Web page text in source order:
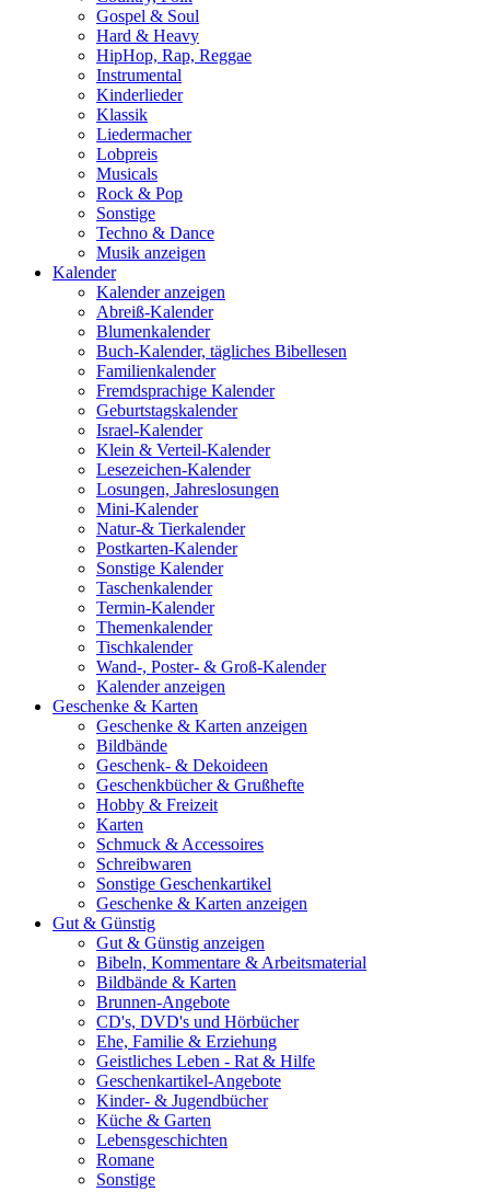
Gospel & Soul
Hard & Heavy
HipHop, Rap, Reggae
Instrumental
Kinderlieder
Klassik
Liedermacher
Lobpreis
Musicals
Rock & Pop
Sonstige
Techno & Dance
Musik anzeigen
Kalender
Kalender anzeigen
Abreiß-Kalender
Blumenkalender
Buch-Kalender, tägliches Bibellesen
Familienkalender
Fremdsprachige Kalender
Geburtstagskalender
Israel-Kalender
Klein & Verteil-Kalender
Lesezeichen-Kalender
Losungen, Jahreslosungen
Mini-Kalender
Natur-& Tierkalender
Postkarten-Kalender
Sonstige Kalender
Taschenkalender
Termin-Kalender
Themenkalender
Tischkalender
Wand-, Poster- & Groß-Kalender
Kalender anzeigen
Geschenke & Karten
Geschenke & Karten anzeigen
Bildbände
Geschenk- & Dekoideen
Geschenkbücher & Grußhefte
Hobby & Freizeit
Karten
Schmuck & Accessoires
Schreibwaren
Sonstige Geschenkartikel
Geschenke & Karten anzeigen
Gut & Günstig
Gut & Günstig anzeigen
Bibeln, Kommentare & Arbeitsmaterial
Bildbände & Karten
Brunnen-Angebote
CD's, DVD's und Hörbücher
Ehe, Familie & Erziehung
Geistliches Leben - Rat & Hilfe
Geschenkartikel-Angebote
Kinder- & Jugendbücher
Küche & Garten
Lebensgeschichten
Romane
Sonstige